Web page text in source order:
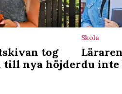
tog
till nya höjder
Skola
du